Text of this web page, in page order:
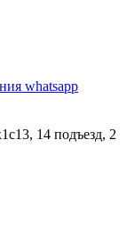
whatsapp
14 подъезд, 2